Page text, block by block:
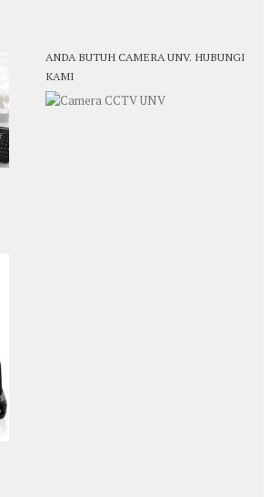
ANDA BUTUH CAMERA UNV. HUBUNGI
KAMI